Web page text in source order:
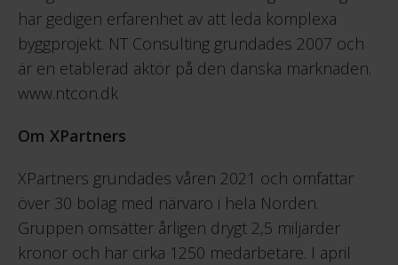
har gedigen erfarenhet av att leda komplexa
byggprojekt. NT Consulting grundades 2007 och
är en etablerad aktör på den danska marknaden.
www.ntcon.dk
Om XPartners
XPartners grundades våren 2021 och omfattar
över 30 bolag med närvaro i hela Norden.
Gruppen omsätter årligen drygt 2,5 miljarder
kronor och har cirka 1250 medarbetare. I april